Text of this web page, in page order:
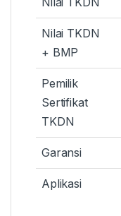
Nilai TKDN
+ BMP
Pemilik
Sertifikat
TKDN
Garansi
Aplikasi